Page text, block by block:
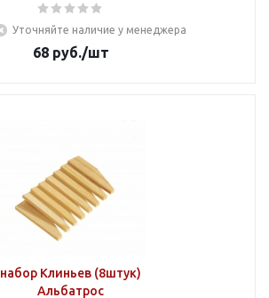
Уточняйте наличие у менеджера
68руб./шт
набор Клиньев (8штук)
Альбатрос